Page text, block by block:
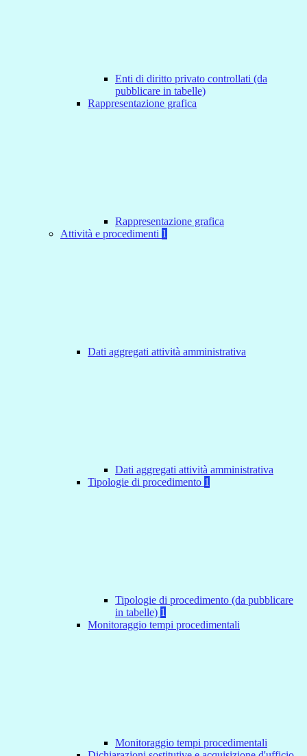
Enti di diritto privato controllati (da
pubblicare in tabelle)
Rappresentazione grafica
Rappresentazione grafica
Attività e procedimenti 1
Dati aggregati attività amministrativa
Dati aggregati attività amministrativa
Tipologie di procedimento 1
Tipologie di procedimento (da pubblicare
in tabelle) 1
Monitoraggio tempi procedimentali
Monitoraggio tempi procedimentali